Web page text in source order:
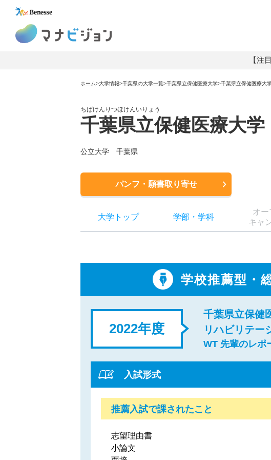
【注
ホーム>大学情報>千葉県の大学一覧>千葉県立保健医療大学>千葉県立保健医療大
ちばけんりつほけんいりょう
千葉県立保健医療大学
公立大学 千葉県
パンフ・願書取り寄せ
大学トップ 学部 ・ 学科
オー
キャ
学校推薦型・
2022年度
千葉県立保健
リハビリテー
WT 先輩のレポ
入試形式
推薦入試で課されたこと
志望理由書
小論文